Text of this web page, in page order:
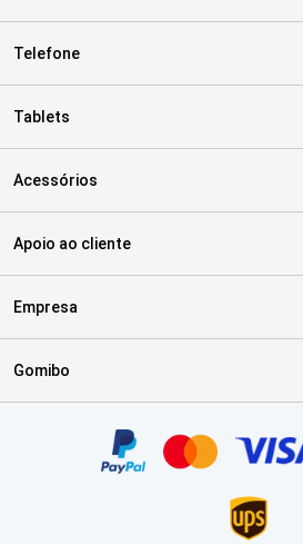
Telefone
Tablets
Acessórios
Apoio ao cliente
Empresa
Gomibo